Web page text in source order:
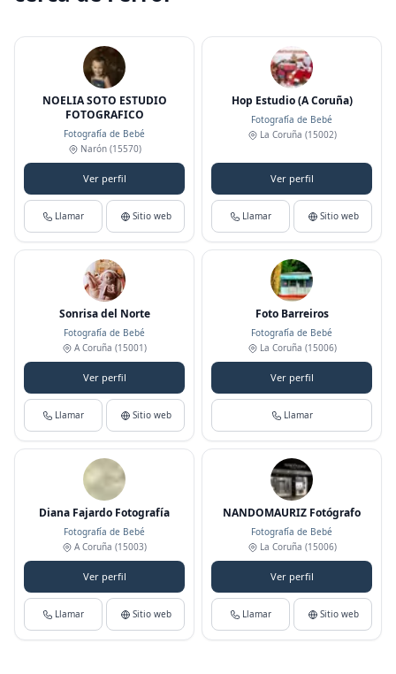
NOELIA SOTO ESTUDIO
FOTOGRAFICO
Fotografía de Bebé
Narón(15570)
Ver perfil
Llamar Sitio web
Hop Estudio (A Coruña)
Fotografía de Bebé
La Coruña (15002)
Ver perfil
Llamar Sitio web
Sonrisa del Norte
Fotografía de Bebé
A Coruña (15001)
Ver perfil
Llamar Sitio web
Foto Barreiros
Fotografía de Bebé
La Coruña (15006)
Ver perfil
Llamar
Diana Fajardo Fotografía
Fotografía de Bebé
A Coruña (15003)
Ver perfil
Llamar Sitio web
NANDOMAURIZ Fotógrafo
Fotografía de Bebé
La Coruña (15006)
Ver perfil
Llamar Sitio web